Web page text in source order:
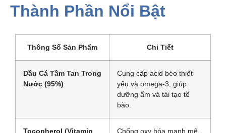
Thành Phần Nổi Bật
Thông Số Sản Phẩm Chi Tiết
Dầu Cá Tầm Tan Trong
Nước (95%)
Cung cấp acid béo thiết
yếu và omega-3, giúp
dưỡng ẩm và tái tạo tế
bào.
Tocopherol (Vitamin
Chống oxy hóa mạnh mẽ,